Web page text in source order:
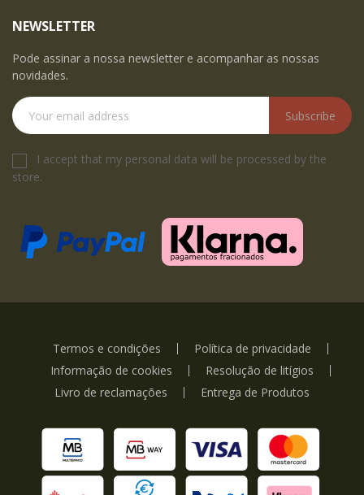
NEWSLETTER
Pode assinar a nossa newsletter e acompanhar as nossas
novidades.
Subscribe
I accept that my personal data will be processed by the
store.
Termos e condições
Política de privacidade
Informação de cookies
Resolução de litígios
Livro de reclamações
Entrega de Produtos